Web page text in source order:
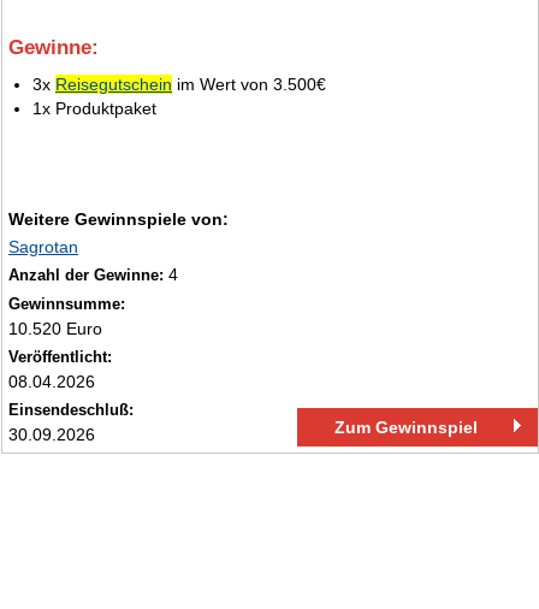
Gewinne:
3x Reisegutschein im Wert von 3.500€
1x Produktpaket
Weitere Gewinnspiele von:
Sagrotan
Anzahl der Gewinne: 4
Gewinnsumme:
10.520 Euro
Veröffentlicht:
08.04.2026
Einsendeschluß:
30.09.2026 Zum Gewinnspiel